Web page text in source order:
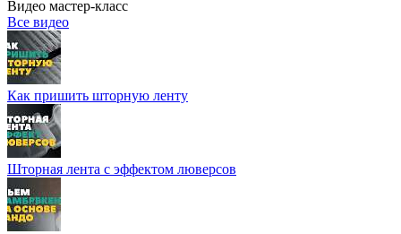
Видео мастер-класс
Все видео
Как пришить шторную ленту
Шторная лента с эффектом люверсов